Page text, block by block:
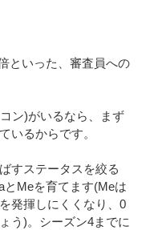
といった、審査員への
ン)がいるなら、まず
いるからです。
すステータスを絞る
Meを育てます(Meは
発揮しにくくなり、0
う)。シーズン4までに